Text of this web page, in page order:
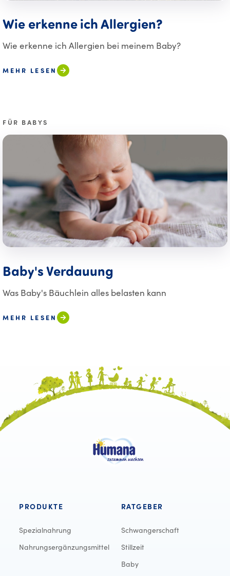
Wie erkenne ich Allergien?
Wie erkenne ich Allergien bei meinem Baby?
MEHR LESEN
FÜR BABYS
Baby's Verdauung
Was Baby's Bäuchlein alles belasten kann
MEHR LESEN
PRODUKTE
Spezialnahrung
Nahrungsergänzungsmittel
RATGEBER
Schwangerschaft
Stillzeit
Baby